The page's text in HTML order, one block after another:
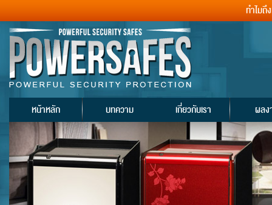
ทำไมถึ
หน้าหลัก บทความ เกี่ยวกับเรา ผลง